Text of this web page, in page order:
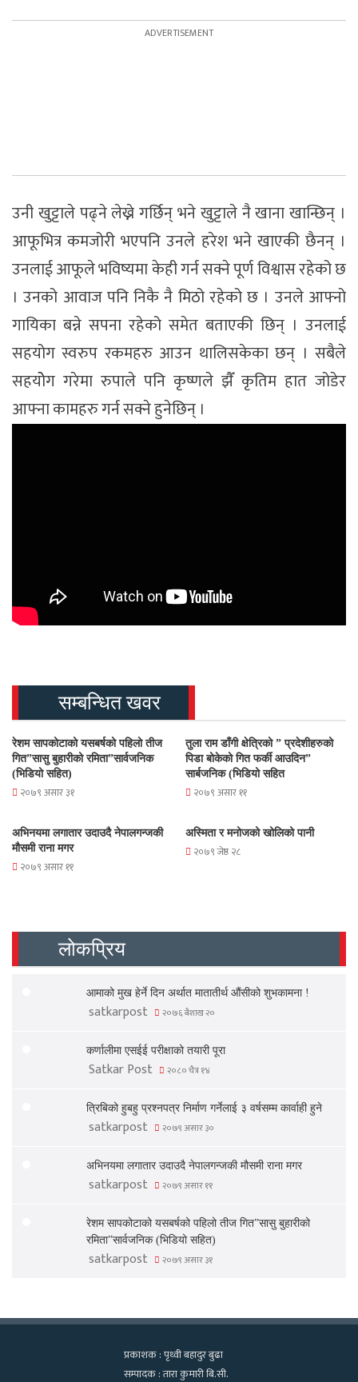
उनी खुट्टाले पढ्ने लेख्ने गर्छिन् भने खुट्टाले नै खाना खान्छिन् ।
आफूभित्र कमजोरी भएपनि उनले हरेश भने खाएकी छैनन् ।
उनलाई आफूले भविष्यमा केही गर्न सक्ने पूर्ण विश्वास रहेको छ
। उनको आवाज पनि निकै नै मिठो रहेको छ । उनले आफ्नो
गायिका बन्ने सपना रहेको समेत बताएकी छिन् । उनलाई
सहयोग स्वरुप रकमहरु आउन थालिसकेका छन् । सबैले
सहयोेग गरेमा रुपाले पनि कृष्णले झैँ कृतिम हात जोडेर
आफ्ना कामहरु गर्न सक्ने हुनेछिन् ।
सम्बन्धित खवर
रेशम सापकोटाको यसबर्षको पहिलो तीज
गित”सासु बुहारीको रमिता”सार्वजनिक
(भिडियो सहित)
२०७९ असार ३१
तुला राम डाँगी क्षेत्रिको ” प्रदेशीहरुको
पिडा बोकेको गित फर्की आउदिन”
सार्बजनिक (भिडियो सहित
२०७९ असार ११
अभिनयमा लगातार उदाउदै नेपालगन्जकी
मौसमी राना मगर
२०७९ असार ११
अस्मिता र मनोजको खोलिको पानी
२०७९ जेष्ठ २८
लोकप्रिय
आमाको मुख हेर्ने दिन अर्थात मातातीर्थ औंसीको शुभकामना !
satkarpost २०७६ बैशाख २०
कर्णालीमा एसईई परीक्षाको तयारी पूरा
Satkar Post २०८० चैत्र १४
त्रिबिको हुबहु प्रश्नपत्र निर्माण गर्नेलाई ३ वर्षसम्म कार्वाही हुने
satkarpost २०७९ असार ३०
अभिनयमा लगातार उदाउदै नेपालगन्जकी मौसमी राना मगर
satkarpost २०७९ असार ११
रेशम सापकोटाको यसबर्षको पहिलो तीज गित”सासु बुहारीको
रमिता”सार्वजनिक (भिडियो सहित)
satkarpost २०७९ असार ३१
प्रकाशक : पृथ्वी बहादुर बुढा
सम्पादक : तारा कुमारी बि.सी.